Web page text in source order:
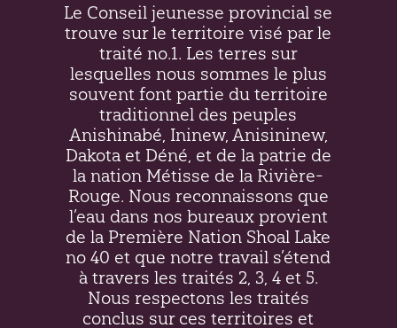
Le Conseil jeunesse provincial se
trouve sur le territoire visé par le
traité no.1. Les terres sur
lesquelles nous sommes le plus
souvent font partie du territoire
traditionnel des peuples
Anishinabé, Ininew, Anisininew,
Dakota et Déné, et de la patrie de
la nation Métisse de la Rivière-
Rouge. Nous reconnaissons que
l’eau dans nos bureaux provient
de la Première Nation Shoal Lake
no 40 et que notre travail s’étend
à travers les traités 2, 3, 4 et 5.
Nous respectons les traités
conclus sur ces territoires et